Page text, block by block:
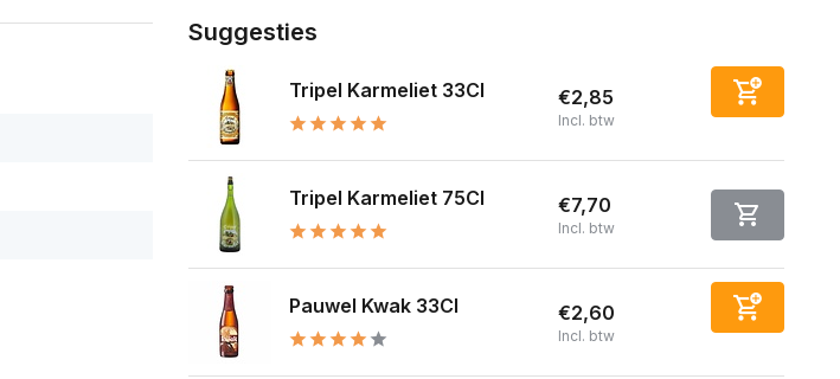
Suggesties
Tripel Karmeliet 33Cl €2,85
Incl. btw
Tripel Karmeliet 75Cl €7,70
Incl. btw
Pauwel Kwak 33Cl €2,60
Incl. btw